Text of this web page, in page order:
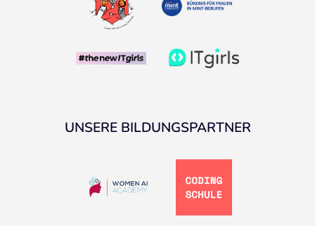
UNSERE BILDUNGSPARTNER